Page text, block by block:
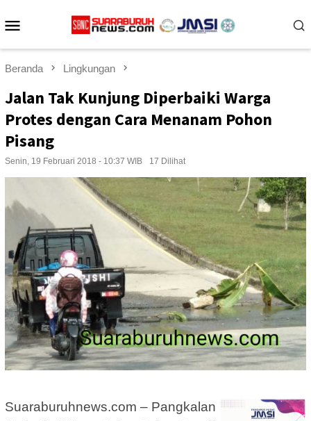
ke
Beranda Lingkungan
Jalan Tak Kunjung Diperbaiki Warga
Protes dengan Cara Menanam Pohon
Pisang
Senin, 19 Februari 2018 - 10:37 WIB 17 Dilihat
Suaraburuhnews.com – Pangkalan